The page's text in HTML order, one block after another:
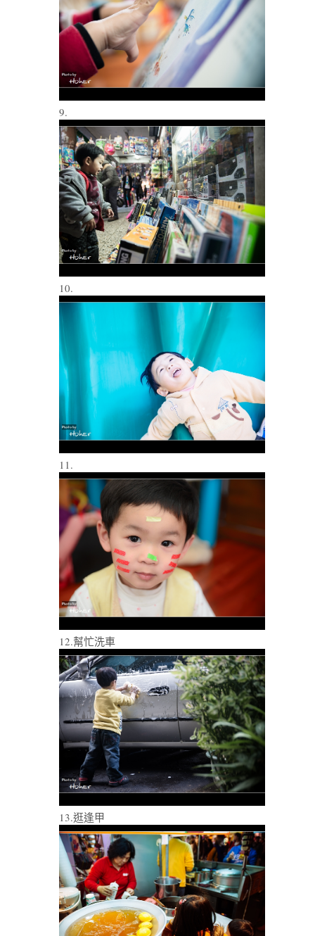
9.
10.
11.
12.幫忙洗車
13.逛逢甲